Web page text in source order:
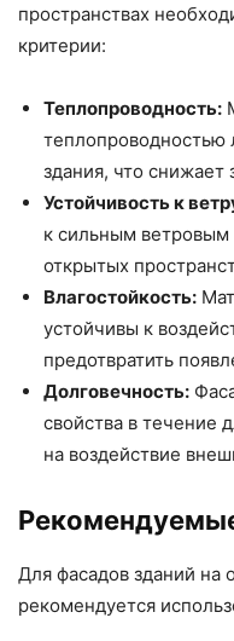
пространствах
критерии:
Теплопроводность:
теплопроводностью
здания, что снижает
Устойчивость к
к сильным ветровым
открытых
Влагостойкость:
устойчивы к
предотвратить
Долговечность:
свойства в течение
на воздействие
Для фасадов зданий на
рекомендуется